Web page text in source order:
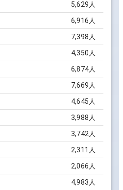
5,629 人
6,916 人
7,398 人
4,350 人
6,874人
7,669 人
4,645 人
3,988 人
3,742 人
2,311 人
2,066 人
4,983 人